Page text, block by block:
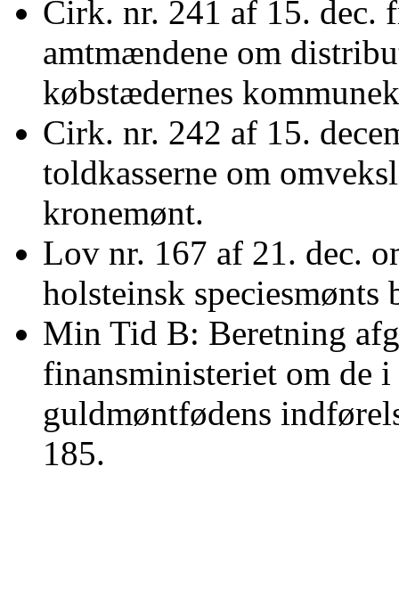
Cirk. nr. 241 af 15. dec.
amtmændene om
købstædernes
Cirk. nr. 242 af 15.
toldkasserne om
kronemønt.
Lov nr. 167 af 21. dec.
holsteinsk speciesmønts
Min Tid B: Beretning
finansministeriet om de
guldmøntfødens
185.